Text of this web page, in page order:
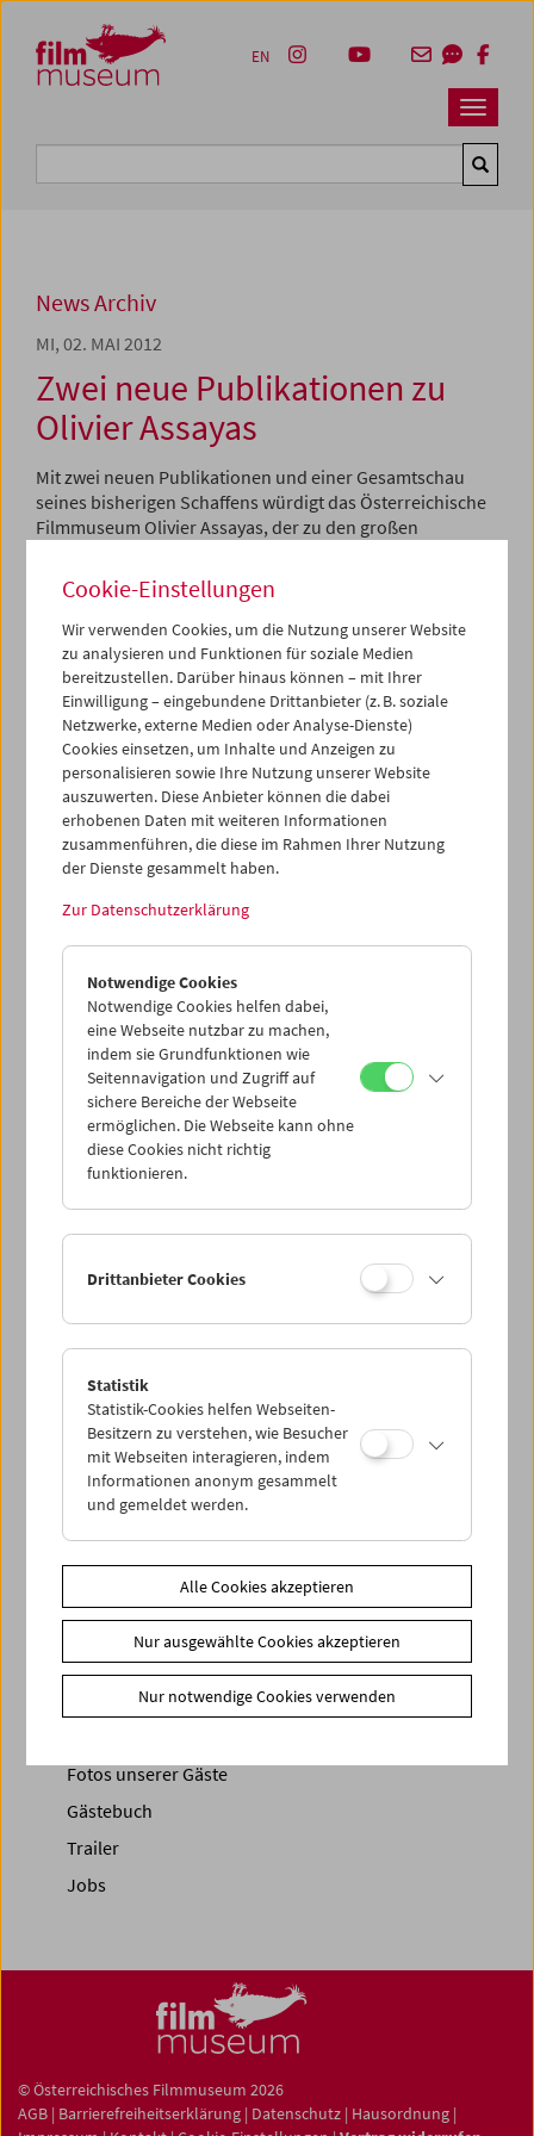
Zum Inhalt
Zum Hauptmenü
Zur Servicenavigation
Zum Suche
Navbar
EN
News Archiv
MI, 02. MAI 2012
Zwei neue Publikationen zu
Olivier Assayas
Mit zwei neuen Publikationen und einer Gesamtschau
seines bisherigen Schaffens würdigt das Österreichische
Filmmuseum Olivier Assayas, der zu den großen
letzten drei Jahrzehnte zählt.
Olivier Assayas wird zum Auftakt der Retrospektive im
Filmmuseum anwesend sein und für
Publikumsgespräche und eine "Masterclass" zur
Verfügung stehen. Das von Kent Jones herausgegebene
BuchOlivier Assayassowie der autobiografische Band
Post-May Adolescenceerscheinen als Nr. 16 und 17 der
FilmmuseumSynemaPublikationen und ­werden ebenfalls
am 11. Mai 2012 im Rahmen der Eröffnung vorgestellt.
< zurück zur Übersicht
Share on
News
News Archiv
Fotos unserer Gäste
Gästebuch
Trailer
Jobs
© Österreichisches Filmmuseum 2026
AGB | Barrierefreiheitserklärung | Datenschutz | Hausordnung |
Cookie-Einstellungen
Wir verwenden Cookies, um die Nutzung unserer Website
zu analysieren und Funktionen für soziale Medien
bereitzustellen. Darüber hinaus können – mit Ihrer
Einwilligung – eingebundene Drittanbieter (z. B. soziale
Netzwerke, externe Medien oder Analyse-Dienste)
Cookies einsetzen, um Inhalte und Anzeigen zu
personalisieren sowie Ihre Nutzung unserer Website
auszuwerten. Diese Anbieter können die dabei
erhobenen Daten mit weiteren Informationen
zusammenführen, die diese im Rahmen Ihrer Nutzung
der Dienste gesammelt haben.
Zur Datenschutzerklärung
Notwendige Cookies
Notwendige Cookies helfen dabei,
eine Webseite nutzbar zu machen,
indem sie Grundfunktionen wie
Seitennavigation und Zugriff auf
sichere Bereiche der Webseite
ermöglichen. Die Webseite kann ohne
diese Cookies nicht richtig
funktionieren.
Drittanbieter Cookies
Statistik
Statistik-Cookies helfen Webseiten-
Besitzern zu verstehen, wie Besucher
mit Webseiten interagieren, indem
Informationen anonym gesammelt
und gemeldet werden.
Alle Cookies akzeptieren
Nur ausgewählte Cookies akzeptieren
Nur notwendige Cookies verwenden